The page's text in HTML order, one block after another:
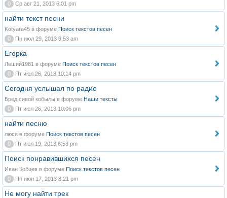
0
Ср авг 21, 2013 6:01 pm
найти текст песни
Kotyara45 в форуме Поиск текстов песен
0
Пн июл 29, 2013 9:53 am
Егорка
Леший1981 в форуме Поиск текстов песен
0
Пт июл 26, 2013 10:14 pm
Сегодня услышал по радио
Бред сивой кобылы в форуме Наши тексты
0
Пт июл 26, 2013 10:06 pm
найти песню
люся в форуме Поиск текстов песен
0
Пт июл 19, 2013 6:53 pm
Поиск понравившихся песен
Иван Кобцев в форуме Поиск текстов песен
0
Пн июн 17, 2013 8:21 pm
Не могу найти трек